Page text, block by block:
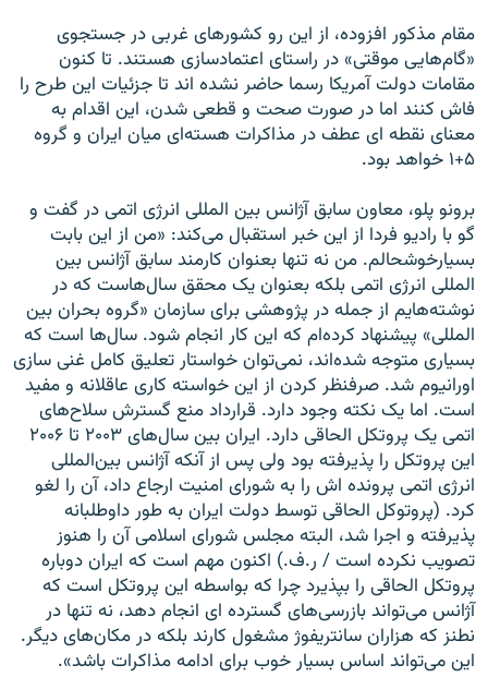
مقام مذکور افزوده، از این رو کشورهای غربی در جستجوی
«گام‌هایی موقتی» در راستای اعتمادسازی هستند. تا کنون
مقامات دولت آمریکا رسما حاضر نشده اند تا جزئیات این طرح را
فاش کنند اما در صورت صحت و قطعی شدن، این اقدام به
معنای نقطه ای عطف در مذاکرات هسته‌ای میان ایران و گروه
۵+۱ خواهد بود.
برونو پلو، معاون سابق آژانس بین المللی انرژی اتمی در گفت و
گو با رادیو فردا از این خبر استقبال می‌کند: «من از این بابت
بسیارخوشحالم. من نه تنها بعنوان کارمند سابق آژانس بین
المللی انرژی اتمی بلکه بعنوان یک محقق سال‌هاست که در
نوشته‌هایم از جمله در پژوهشی برای سازمان «گروه بحران بین
المللی» پیشنهاد کرده‌ام که این کار انجام شود. سال‌ها است که
بسیاری متوجه شده‌اند، نمی‌توان خواستار تعلیق کامل غنی سازی
اورانیوم شد. صرفنظر کردن از این خواسته کاری عاقلانه و مفید
است. اما یک نکته وجود دارد. قرارداد منع گسترش سلاح‌های
اتمی یک پروتکل الحاقی دارد. ایران بین سال‌های ۲۰۰۳ تا ۲۰۰۶
این پروتکل را پذیرفته بود ولی پس از آنکه آژانس بین‌المللی
انرژی اتمی ‌پرونده اش را به شورای امنیت ارجاع داد، آن را لغو
کرد. (پروتوکل الحاقی توسط دولت ایران به طور داوطلبانه
پذیرفته و اجرا شد، البته مجلس شورای اسلامی آن را هنوز
تصویب نکرده است / ر.ف.) اکنون مهم است که ایران دوباره
پروتکل الحاقی را بپذیرد چرا که بواسطه این پروتکل است که
آژانس می‌تواند بازرسی‌های گسترده ای انجام دهد، نه تنها در
نطنز که هزاران سانتریفوژ مشغول کارند بلکه در مکان‌های دیگر.
این می‌تواند اساس بسیار خوب برای ادامه مذاکرات باشد».